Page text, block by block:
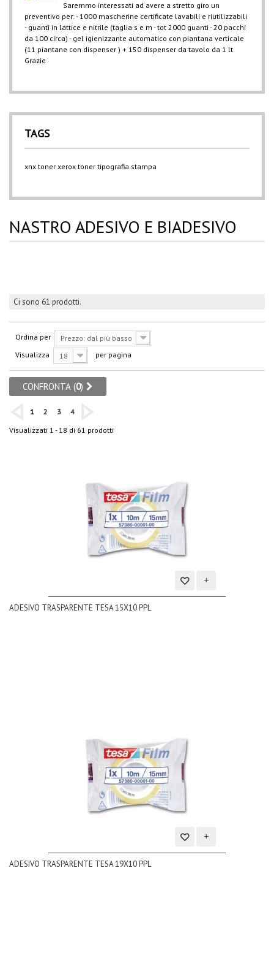
Saremmo interessati ad avere a stretto giro un
preventivo per: - 1000 mascherine certificate lavabili e riutilizzabili
- guanti in lattice e nitrile (taglia s e m - tot 2000 guanti - 20 pacchi
da 100 circa) - gel igienizzante automatico con piantana verticale
(11 piantane con dispenser ) + 150 dispenser da tavolo da 1 lt
Grazie
TAGS
xnx toner xerox toner tipografia stampa
NASTRO ADESIVO E BIADESIVO
Ci sono 61 prodotti.
Ordina per
Prezzo: dal più basso
Visualizza
18 per pagina
CONFRONTA (0)
1 2 3
4
Visualizzati 1 - 18 di 61 prodotti
Aggiungi
ADESIVO TRASPARENTE TESA 15X10 PPL
Aggiungi
ADESIVO TRASPARENTE TESA 19X10 PPL